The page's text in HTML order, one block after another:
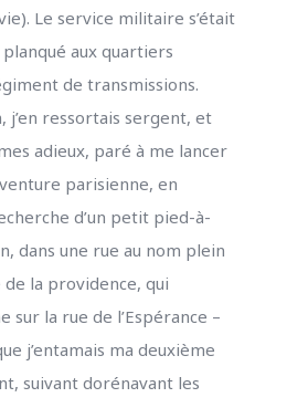
Le service militaire s’était
aux quartiers
de transmissions.
ressortais sergent, et
adieux, paré à me lancer
parisienne, en
d’un petit pied-à-
dans une rue au nom plein
la providence, qui
sur la rue de l’Espérance –
j’entamais ma deuxième
suivant dorénavant les